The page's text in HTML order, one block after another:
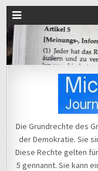
Michael Voß
Die Grundrechte des
der Demokratie. Sie
Diese Rechte gelten
5 gennannt. Sie kann